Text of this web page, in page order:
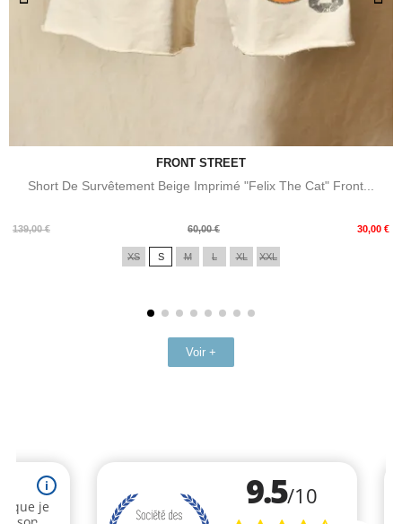
FRONT STREET
Short De Survêtement Beige Imprimé "Felix The Cat" Front...
139,00 €
Prix
60,00 € 30,00 €
Prix
XS S M L XL XXL
Voir +